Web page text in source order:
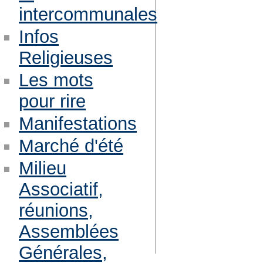
intercommunales
Infos
Religieuses
Les mots
pour rire
Manifestations
Marché d'été
Milieu
Associatif,
réunions,
Assemblées
Générales,